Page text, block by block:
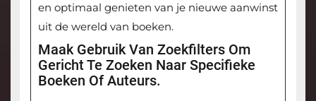
en optimaal genieten van je nieuwe aanwinst
uit de wereld van boeken.
Maak Gebruik Van Zoekfilters Om
Gericht Te Zoeken Naar Specifieke
Boeken Of Auteurs.